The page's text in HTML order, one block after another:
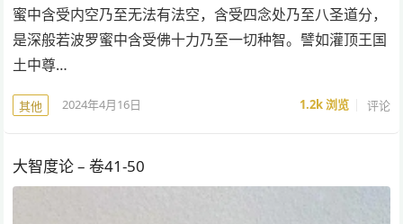
蜜中含受内空乃至无法有法空，含受四念处乃至八圣道分，
是深般若波罗蜜中含受佛十力乃至一切种智。譬如灌顶王国
土中尊…
其他 2024年4月16日 1.2k浏览 评论
大智度论 – 卷41-50